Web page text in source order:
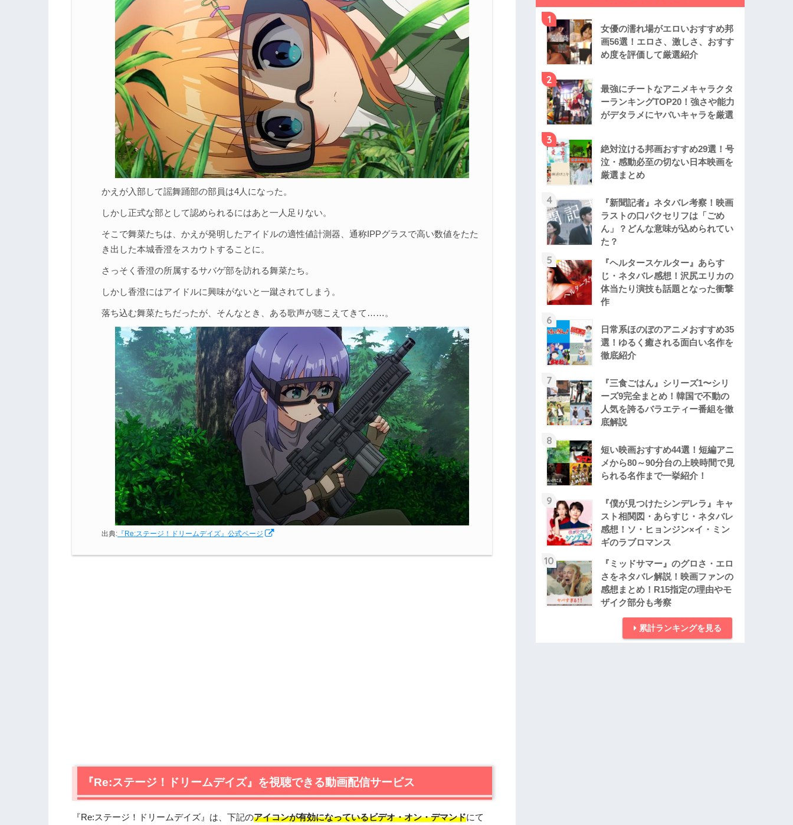
かえが入部して謡舞踊部の部員は4人になった。
しかし正式な部として認められるにはあと一人足りない。
そこで舞菜たちは、かえが発明したアイドルの適性値計測器、通称IPPグラスで高い数値をたた
き出した本城香澄をスカウトすることに。
さっそく香澄の所属するサバゲ部を訪れる舞菜たち。
しかし香澄にはアイドルに興味がないと一蹴されてしまう。
落ち込む舞菜たちだったが、そんなとき、ある歌声が聴こえてきて……。
出典: 『Re:ステージ！ドリームデイズ』公式ページ
『Re:ステージ！ドリームデイズ』を視聴できる動画配信サービス
『Re:ステージ！ドリームデイズ』は、下記のアイコンが有効になっているビデオ・オン・デマンドにて
1
女優の濡れ場がエロいおすすめ邦
画56選！エロさ、激しさ、おすす
め度を評価して厳選紹介
2
最強にチートなアニメキャラクタ
ーランキングTOP20！強さや能力
がデタラメにヤバいキャラを厳選
3
絶対泣ける邦画おすすめ29選！号
泣・感動必至の切ない日本映画を
厳選まとめ
4
『新聞記者』ネタバレ考察！映画
ラストの口パクセリフは「ごめ
ん」？どんな意味が込められてい
た？
5
『ヘルタースケルター』あらす
じ・ネタバレ感想！沢尻エリカの
体当たり演技も話題となった衝撃
作
6
日常系ほのぼのアニメおすすめ35
選！ゆるく癒される面白い名作を
徹底紹介
7
『三食ごはん』シリーズ1〜シリ
ーズ9完全まとめ！韓国で不動の
人気を誇るバラエティー番組を徹
底解説
8
短い映画おすすめ44選！短編アニ
メから80～90分台の上映時間で見
られる名作まで一挙紹介！
9
『僕が見つけたシンデレラ』キャ
スト相関図・あらすじ・ネタバレ
感想！ソ・ヒョンジン×イ・ミン
ギのラブロマンス
10
『ミッドサマー』のグロさ・エロ
さをネタバレ解説！映画ファンの
感想まとめ！R15指定の理由やモ
ザイク部分も考察
累計ランキングを見る